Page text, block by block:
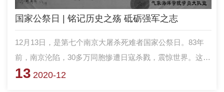
国家公祭日 | 铭记历史之殇 砥砺强军之志
12月13日，是第七个南京大屠杀死难者国家公祭日。83年
前，南京沦陷，30多万同胞惨遭日寇杀戮，震惊世界。这段
惨绝人寰的历史，不仅仅是一座城市的悲剧和灾难，还是国
13 2020-12